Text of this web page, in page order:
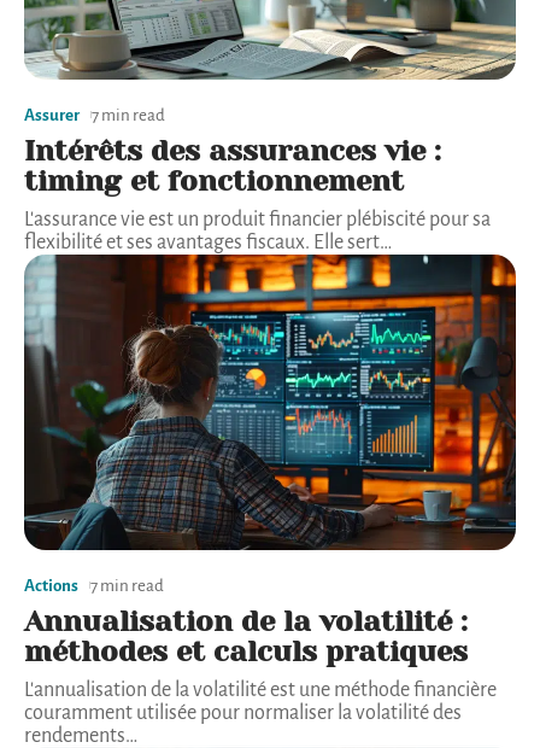
Assurer 7 min read
Intérêts des assurances vie :
timing et fonctionnement
L'assurance vie est un produit financier plébiscité pour sa
flexibilité et ses avantages fiscaux. Elle sert…
Actions 7 min read
Annualisation de la volatilité :
méthodes et calculs pratiques
L'annualisation de la volatilité est une méthode financière
couramment utilisée pour normaliser la volatilité des
rendements…